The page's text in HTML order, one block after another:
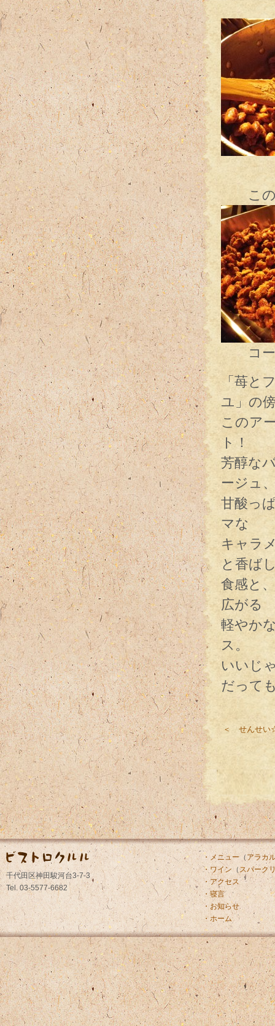
カリ
デザ
この
コー
「苺と
ユ」の
このア
ト！
芳醇な
ージュ
甘酸っ
マな
キャラ
と香ば
食感と
広がる
軽やか
ス。
いいじ
だって
＜ せんせい
千代田区神田駿河台3-7-3
Tel. 03-5577-6682
・メニュー（ アラカ
・ワイン （スパーク
・アクセス
・寝言
・お知らせ
・ホーム